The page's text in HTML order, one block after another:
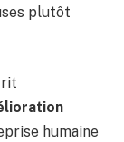
plutôt
humaine